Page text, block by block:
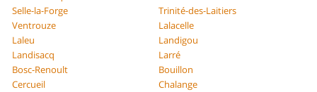
Selle-la-Forge
Trinité-des-Laitiers
Ventrouze
Lalacelle
Laleu
Landigou
Landisacq
Larré
Bosc-Renoult
Bouillon
Cercueil
Chalange